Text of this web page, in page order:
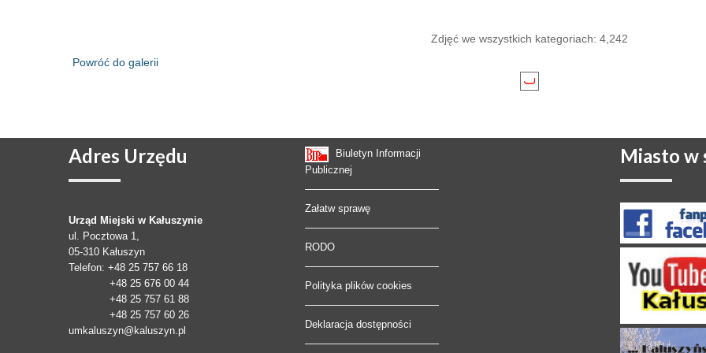
Zdjęć we wszystkich kategoriach: 4,242
Powróć do galerii
Adres Urzędu
Urząd Miejski w Kałuszynie
ul. Pocztowa 1,
05-310 Kałuszyn
Telefon: +48 25 757 66 18
+48 25 676 00 44
+48 25 757 61 88
+48 25 757 60 26
umkaluszyn@kaluszyn.pl
Biuletyn Informacji
Publicznej
Załatw sprawę
RODO
Polityka plików cookies
Deklaracja dostępności
Miasto w